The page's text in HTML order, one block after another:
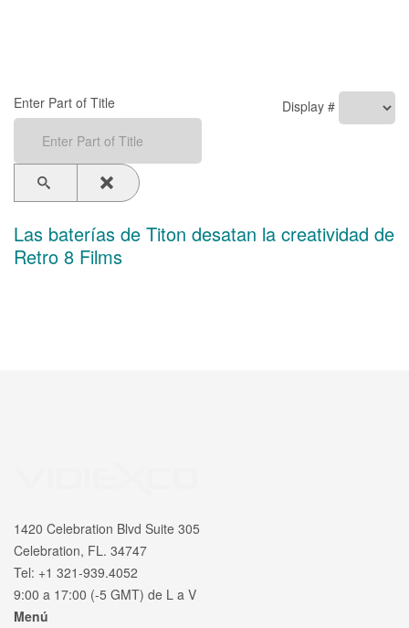
Enter Part of Title Display #
Las baterías de Titon desatan la creatividad de
Retro 8 Films
1420 Celebration Blvd Suite 305
Celebration, FL. 34747
Tel: +1 321-939.4052
9:00 a 17:00 (-5 GMT) de L a V
Menú